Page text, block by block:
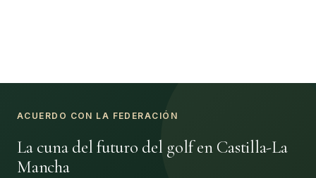
ACUERDO CON LA FEDERACIÓN
La cuna del futuro del golf en Castilla-La
Mancha